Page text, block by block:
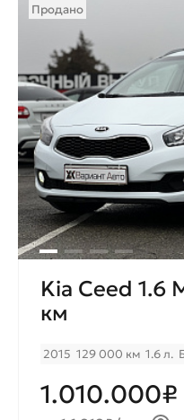
Продано
Kia Ceed 1.6
км
2015 129 000 км 1.6 л.
1.010.000₽